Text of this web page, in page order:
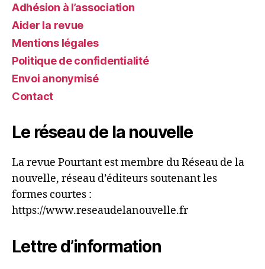
Adhésion à l’association
Aider la revue
Mentions légales
Politique de confidentialité
Envoi anonymisé
Contact
Le réseau de la nouvelle
La revue Pourtant est membre du Réseau de la
nouvelle, réseau d’éditeurs soutenant les
formes courtes :
https://www.reseaudelanouvelle.fr
Lettre d’information